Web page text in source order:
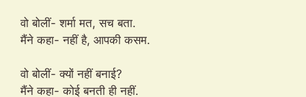
वो बोलीं- शर्मा मत, सच बता.
मैंने कहा- नहीं है, आपकी कसम.
वो बोलीं- क्यों नहीं बनाई?
मैंने कहा- कोई बनती ही नहीं.